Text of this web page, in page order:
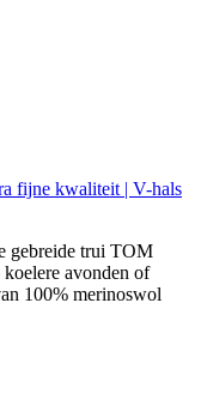
fijne kwaliteit | V-hals
gebreide trui TOM
avonden of
100% merinoswol